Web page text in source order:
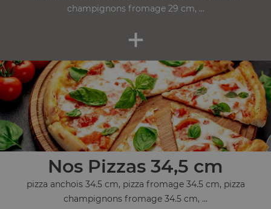
champignons fromage 29 cm, ...
+
Nos Pizzas 34,5 cm
pizza anchois 34.5 cm, pizza fromage 34.5 cm, pizza
champignons fromage 34.5 cm, ...